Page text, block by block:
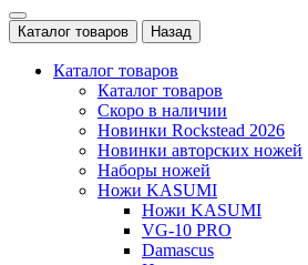
Каталог товаров Назад
Каталог товаров
Каталог товаров
Скоро в наличии
Новинки Rockstead 2026
Новинки авторских ножей
Наборы ножей
Ножи KASUMI
Ножи KASUMI
VG-10 PRO
Damascus